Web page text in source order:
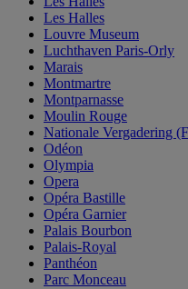
Les Halles
Louvre Museum
Luchthaven Paris-Orly
Marais
Montmartre
Montparnasse
Moulin Rouge
Nationale Vergadering
Odéon
Olympia
Opera
Opéra Bastille
Opéra Garnier
Palais Bourbon
Palais-Royal
Panthéon
Parc Monceau